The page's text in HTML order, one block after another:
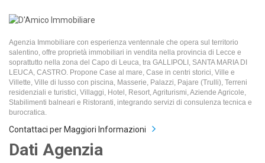
Agenzia Immobiliare con esperienza ventennale che opera sul territorio
salentino, offre proprietà immobiliari in vendita nella provincia di Lecce e
soprattutto nella zona del Capo di Leuca, tra GALLIPOLI, SANTA MARIA DI
LEUCA, CASTRO. Propone Case al mare, Case in centri storici, Ville e
Villette, Ville di lusso con piscina, Masserie, Palazzi, Pajare (Trulli), Terreni
residenziali e turistici, Villaggi, Hotel, Resort, Agriturismi, Aziende Agricole,
Stabilimenti balneari e Ristoranti, integrando servizi di consulenza tecnica e
burocratica.
Contattaci per Maggiori Informazioni
Dati Agenzia